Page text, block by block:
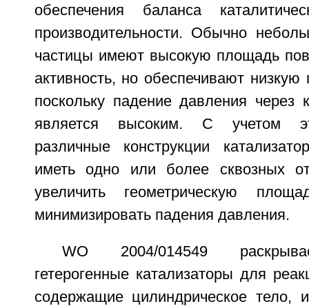
обеспечения баланса
производительности. Обычно
частицы имеют высокую площадь
активность, но обеспечивают низкую
поскольку падение давления через
является высоким. С учетом
различные конструкции
иметь одно или более сквозных
увеличить геометрическую
минимизировать падения давления.
WO 2004/014549
гетерогенные катализаторы для
содержащие цилиндрическое тело,